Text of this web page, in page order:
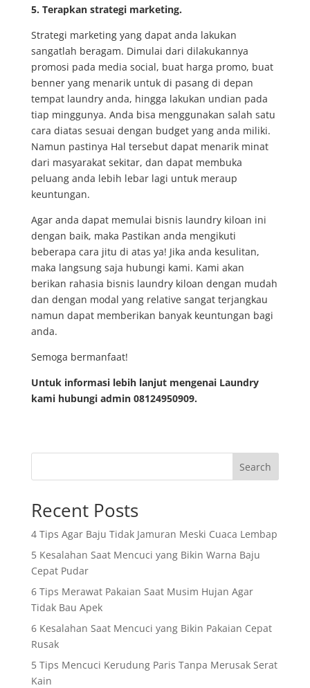
5. Terapkan strategi marketing.
Strategi marketing yang dapat anda lakukan
sangatlah beragam. Dimulai dari dilakukannya
promosi pada media social, buat harga promo, buat
benner yang menarik untuk di pasang di depan
tempat laundry anda, hingga lakukan undian pada
tiap minggunya. Anda bisa menggunakan salah satu
cara diatas sesuai dengan budget yang anda miliki.
Namun pastinya Hal tersebut dapat menarik minat
dari masyarakat sekitar, dan dapat membuka
peluang anda lebih lebar lagi untuk meraup
keuntungan.
Agar anda dapat memulai bisnis laundry kiloan ini
dengan baik, maka Pastikan anda mengikuti
beberapa cara jitu di atas ya! Jika anda kesulitan,
maka langsung saja hubungi kami. Kami akan
berikan rahasia bisnis laundry kiloan dengan mudah
dan dengan modal yang relative sangat terjangkau
namun dapat memberikan banyak keuntungan bagi
anda.
Semoga bermanfaat!
Untuk informasi lebih lanjut mengenai Laundry
kami hubungi admin 08124950909.
Search
Recent Posts
4 Tips Agar Baju Tidak Jamuran Meski Cuaca Lembap
5 Kesalahan Saat Mencuci yang Bikin Warna Baju
Cepat Pudar
6 Tips Merawat Pakaian Saat Musim Hujan Agar
Tidak Bau Apek
6 Kesalahan Saat Mencuci yang Bikin Pakaian Cepat
Rusak
5 Tips Mencuci Kerudung Paris Tanpa Merusak Serat
Kain